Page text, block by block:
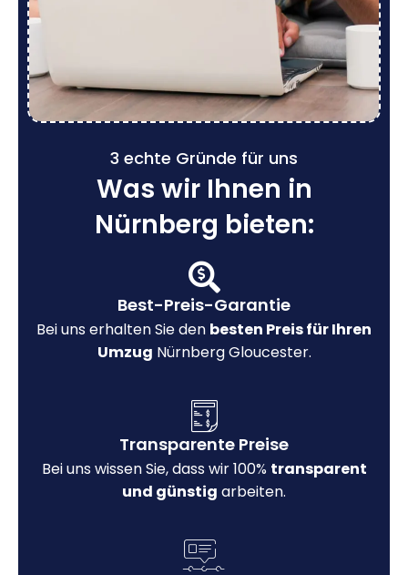
3 echte Gründe für uns
Was wir Ihnen in
Nürnberg bieten:
Best-Preis-Garantie
Bei uns erhalten Sie den besten Preis für Ihren
Umzug Nürnberg Gloucester.
Transparente Preise
Bei uns wissen Sie, dass wir 100% transparent
und günstig arbeiten.